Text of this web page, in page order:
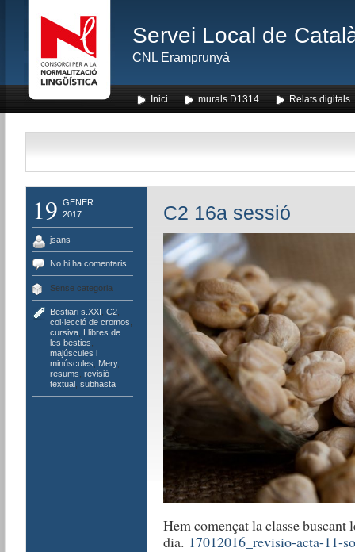
Servei Local de
CNL Eramprunyà
Inici murals D1314 Relats digitals
19 GENER
2017
jsans
No hi ha comentaris
Sense categoria
Bestiari s.XXI C2,
col·lecció de cromos
cursiva, Llibres de
les bèsties
majúscules i
minúscules
Mery,
resums revisió
textual, subhasta
C2 16a sessió
Hem començat la classe buscant
dia. 17012016_revisio-acta-11-